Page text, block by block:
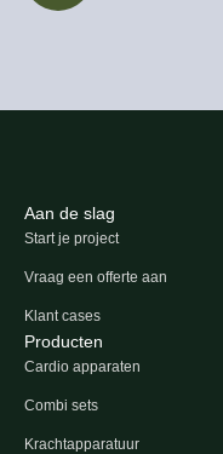
Aan de slag
Start je project
Vraag een offerte aan
Klant cases
Producten
Cardio apparaten
Combi sets
Krachtapparatuur